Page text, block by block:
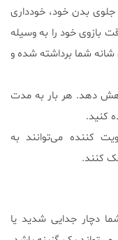
بدن خود‌، خودداری
بازوی خود را به وسیله
شما برداشته شده و
دهد. هر بار به مدت
کننده می‌توانند به
کنند.
دچار جدایی شدید یا